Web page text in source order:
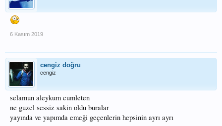
6 Kasım 2019
cengiz doğru
cengiz
selamun aleykum cumleten
ne guzel sessiz sakin oldu buralar
yayında ve yapımda emeği geçenlerin hepsinin ayrı ayrı